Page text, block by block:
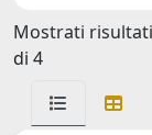
Mostrati
di 4